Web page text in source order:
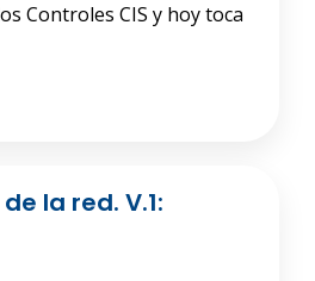
Controles CIS y hoy toca
la red. V.1: